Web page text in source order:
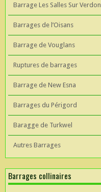
Barrage Les Salles Sur Verdon
Barrages de l’Oisans
Barrage de Vouglans
Ruptures de barrages
Barrage de New Esna
Barrages du Périgord
Baragge de Turkwel
Autres Barrages
Barrages collinaires